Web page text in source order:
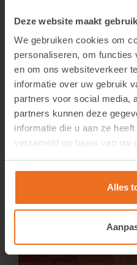
Deze website maakt
We gebruiken cookies om
personaliseren, om functies
en om ons websiteverkeer
informatie over uw gebruik
partners voor social media,
partners kunnen deze
informatie die u aan ze
verzameld op basis van uw
Alles
Login om de
Bekijk